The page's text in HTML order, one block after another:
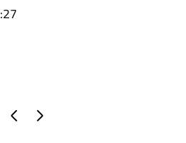
Pagina precedente